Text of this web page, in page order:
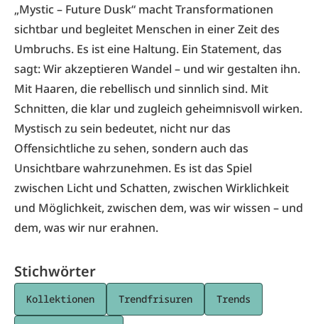
„Mystic – Future Dusk“ macht Transformationen
sichtbar und begleitet Menschen in einer Zeit des
Umbruchs. Es ist eine Haltung. Ein Statement, das
sagt: Wir akzeptieren Wandel – und wir gestalten ihn.
Mit Haaren, die rebellisch und sinnlich sind. Mit
Schnitten, die klar und zugleich geheimnisvoll wirken.
Mystisch zu sein bedeutet, nicht nur das
Offensichtliche zu sehen, sondern auch das
Unsichtbare wahrzunehmen. Es ist das Spiel
zwischen Licht und Schatten, zwischen Wirklichkeit
und Möglichkeit, zwischen dem, was wir wissen – und
dem, was wir nur erahnen.
Stichwörter
Kollektionen Trendfrisuren Trends